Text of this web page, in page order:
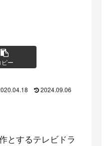
ピー
2024.09.06
とするテレビドラ